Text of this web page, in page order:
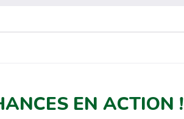
EN ACTION !